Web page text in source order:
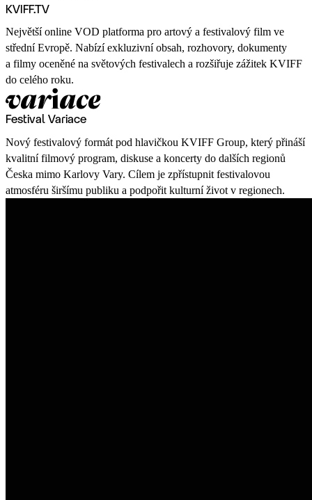
KVIFF.TV
Největší online VOD platforma pro artový a festivalový film ve
střední Evropě. Nabízí exkluzivní obsah, rozhovory, dokumenty
a filmy oceněné na světových festivalech a rozšiřuje zážitek KVIFF
do celého roku.
Festival Variace
Nový festivalový formát pod hlavičkou KVIFF Group, který přináší
kvalitní filmový program, diskuse a koncerty do dalších regionů
Česka mimo Karlovy Vary. Cílem je zpřístupnit festivalovou
atmosféru širšímu publiku a podpořit kulturní život v regionech.